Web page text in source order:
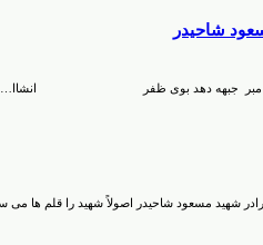
شاحیدر
مسعود شاحیدر اصولاً شهید را قلم ها می سازند و